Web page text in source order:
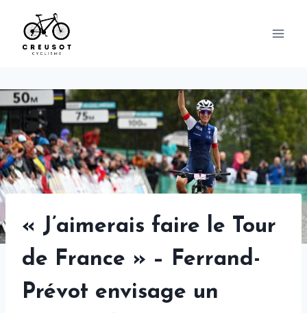
content
« J’aimerais faire le Tour
de France » – Ferrand-
Prévot envisage un